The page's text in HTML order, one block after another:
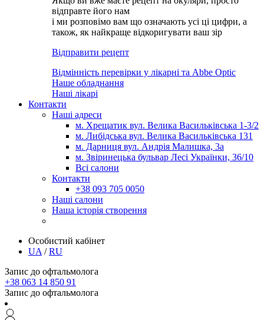
відправте його нам
і ми розповімо вам що означають усі ці цифри, а
також, як найкраще відкоригувати ваш зір
Відправити рецепт
Відмінність перевірки у лікарні та Abbe Optic
Наше обладнання
Наші лікарі
Контакти
Наші адреси
м. Хрещатик вул. Велика Васильківська 1-3/2
м. Либідська вул. Велика Васильківська 131
м. Дарниця вул. Андрія Малишка, 3а
м. Звіринецька бульвар Лесі Українки, 36/10
Всі салони
Контакти
+38 093 705 0050
Наші салони
Наша історія створення
Особистий кабінет
UA /RU
Запис до офтальмолога
+38 063 14 850 91
Запис до офтальмолога